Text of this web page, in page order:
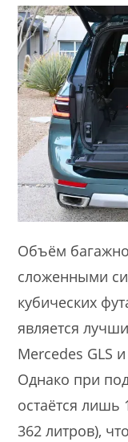
Объём
сложенными
кубических
является
Mercedes GLS
Однако при
остаётся лишь
362 литров),